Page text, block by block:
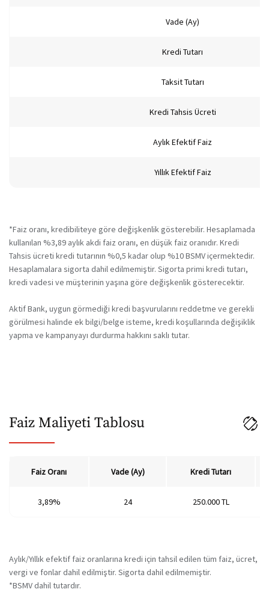
28 Ay
29 Ay
30 Ay
31 Ay
32 Ay
33 Ay
35 Ay
36 Ay
Vade (Ay)
Kredi Tutarı
Taksit Tutarı
Kredi Tahsis Ücreti
Aylık Efektif Faiz
Yıllık Efektif Faiz
*Faiz oranı, kredibiliteye göre değişkenlik gösterebilir. Hesaplamada
kullanılan %3,89 aylık akdi faiz oranı, en düşük faiz oranıdır. Kredi
Tahsis ücreti kredi tutarının %0,5 kadar olup %10 BSMV içermektedir.
Hesaplamalara sigorta dahil edilmemiştir. Sigorta primi kredi tutarı,
kredi vadesi ve müşterinin yaşına göre değişkenlik gösterecektir.
Aktif Bank, uygun görmediği kredi başvurularını reddetme ve gerekli
görülmesi halinde ek bilgi/belge isteme, kredi koşullarında değişiklik
yapma ve kampanyayı durdurma hakkını saklı tutar.
Faiz Maliyeti Tablosu
Faiz Oranı Vade (Ay) ​Kredi Tutarı
3,89% 24 250.000 TL
Aylık/Yıllık efektif faiz oranlarına kredi için tahsil edilen tüm faiz, ücret,
vergi ve fonlar dahil edilmiştir. Sigorta dahil edilmemiştir.
*BSMV dahil tutardır.